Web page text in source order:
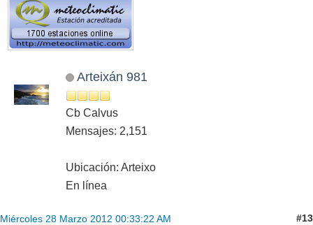
Arteixán 981
Cb Calvus
Mensajes: 2,151
Ubicación: Arteixo
En línea
Miércoles 28 Marzo 2012 00:33:22 AM #13